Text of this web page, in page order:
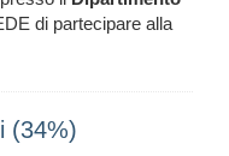
partecipare alla
(34%)